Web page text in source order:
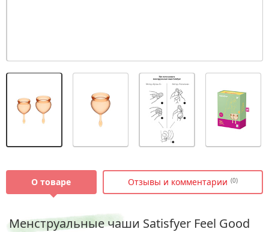
О товаре Отзывы и комментарии (0)
Менструальные чаши Satisfyer Feel Good